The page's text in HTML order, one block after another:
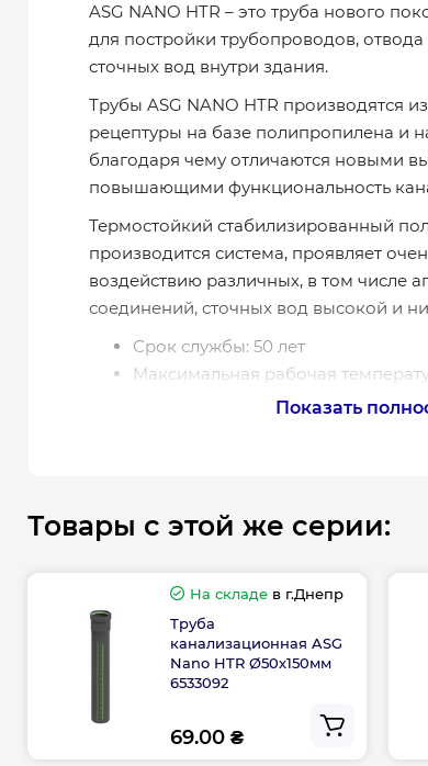
ASG NANO HTR – это труба нового
для постройки трубопроводов,
сточных вод внутри здания.
Трубы ASG NANO HTR производятся
рецептуры на базе полипропилена и
благодаря чему отличаются новыми
повышающими функциональность
Термостойкий стабилизированный
производится система, проявляет
воздействию различных, в том числе
соединений, сточных вод высокой и
Срок службы: 50 лет
Максимальная рабочая
Показать
Товары с этой же серии:
На складе в г.Днепр
Труба
канализационная ASG
Nano HTR Ø50х150мм
6533092
69.00 ₴